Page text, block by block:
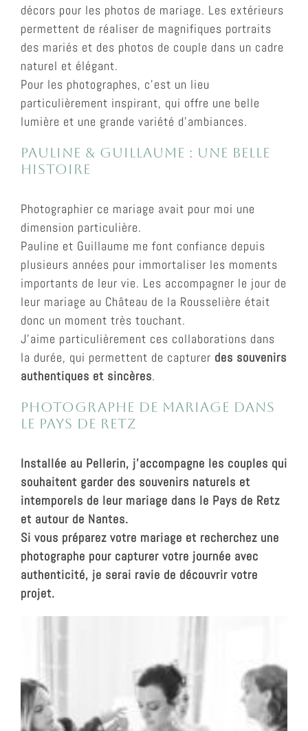
décors pour les photos de mariage. Les extérieurs
permettent de réaliser de magnifiques portraits
des mariés et des photos de couple dans un cadre
naturel et élégant.
Pour les photographes, c’est un lieu
particulièrement inspirant, qui offre une belle
lumière et une grande variété d’ambiances.
Pauline & Guillaume : une belle
histoire
Photographier ce mariage avait pour moi une
dimension particulière.
Pauline et Guillaume me font confiance depuis
plusieurs années pour immortaliser les moments
importants de leur vie. Les accompagner le jour de
leur mariage au Château de la Rousselière était
donc un moment très touchant.
J’aime particulièrement ces collaborations dans
la durée, qui permettent de capturer des souvenirs
authentiques et sincères.
Photographe de mariage dans
le Pays de Retz
Installée au Pellerin, j’accompagne les couples qui
souhaitent garder des souvenirs naturels et
intemporels de leur mariage dans le Pays de Retz
et autour de Nantes.
Si vous préparez votre mariage et recherchez une
photographe pour capturer votre journée avec
authenticité, je serai ravie de découvrir votre
projet.